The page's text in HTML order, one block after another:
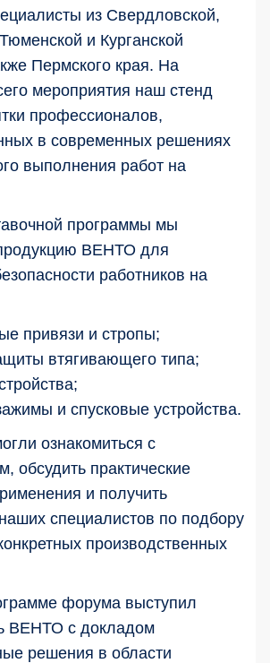
из Свердловской,
и Курганской
Пермского края. На
мероприятия наш стенд
профессионалов,
в современных решениях
выполнения работ на
программы мы
ВЕНТО для
работников на
привязи и стропы;
втягивающего типа;
и спусковые устройства.
ознакомиться с
обсудить практические
и получить
специалистов по подбору
производственных
форума выступил
ВЕНТО с докладом
решения в области